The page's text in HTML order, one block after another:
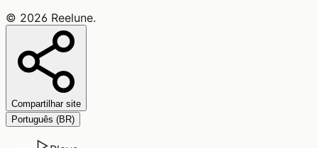
© 2026 Reelune.
Compartilhar site
Português (BR)